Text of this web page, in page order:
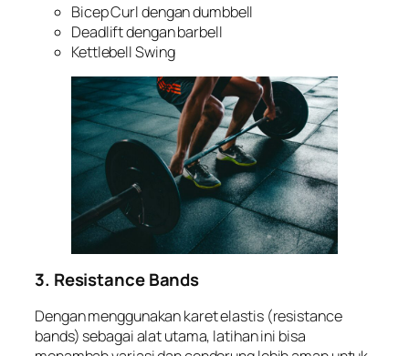
Bicep Curl dengan dumbbell
Deadlift dengan barbell
Kettlebell Swing
3. Resistance Bands
Dengan menggunakan karet elastis (resistance
bands) sebagai alat utama, latihan ini bisa